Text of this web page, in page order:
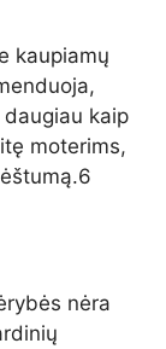
kaupiamų
kaip
moterims,
nėra